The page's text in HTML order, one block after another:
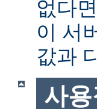
없다
이 서
값과
사